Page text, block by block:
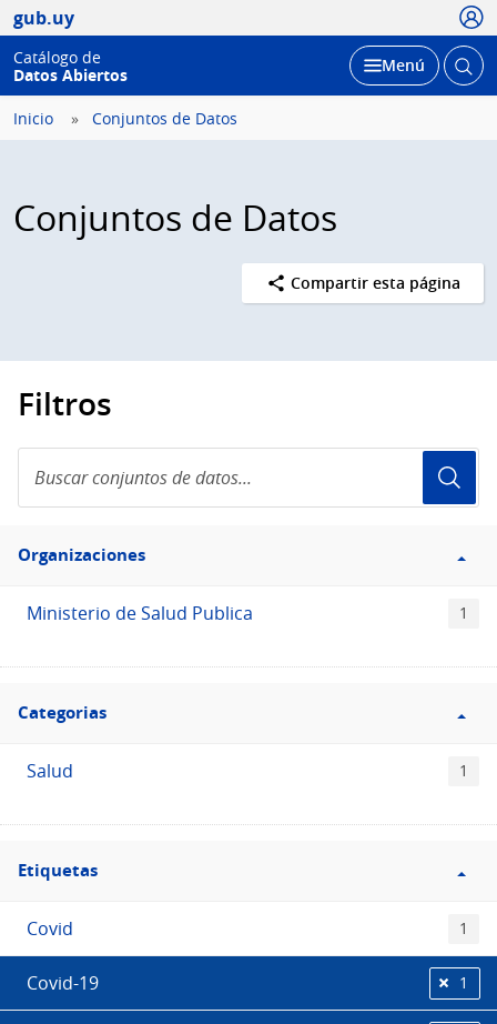
gub.uy
Catálogo de
Datos Abiertos
Desplegar
Menú Abrir
Inicio Conjuntos de Datos
Conjuntos de Datos
Compartir esta página
Filtros
conjuntos
de
Filtro
Organizaciones
Organizaciones
Ministerio de Salud Publica 1
Filtro
Categorias
Categorias
Salud 1
Filtro
Etiquetas
Etiquetas
Covid 1
Covid-19 1